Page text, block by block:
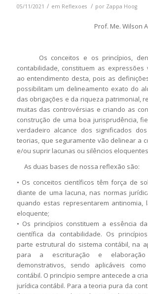
05/11/2021 / em Reflexoes / por Zappa Hoog
Prof. Me. Wilson
Os conceitos e os princípios,
contabilidade, constituem as expressões
ao entendimento desta, pois as
possibilitam um delineamento exato do
das obrigações e da riqueza patrimonial,
muitas das controvérsias e criando as
construção de uma boa jurisprudência,
verdadeiro alcance dos significados
teorias, que seguramente vão delinear a
e/ou suprir lacunas ou silêncios
As duas bases de nossa reflexão são:
• Os conceitos científicos têm força de
diante de uma lacuna, nas normas
quando estas representarem antinomia,
eloquente;
• Os princípios constituem a essência
científica da contabilidade. Os
parte estrutural do sistema contábil, na
para a escrituração e
demonstrativos, sendo aplicáveis
contábil. O princípio sempre antecede a
jurídica contábil. Para a teoria pura da